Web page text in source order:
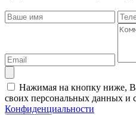
Нажимая на кнопку ниже,
своих персональных данных и
Конфиденциальности